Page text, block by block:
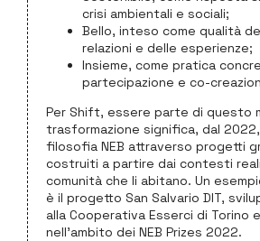
crisi ambientali e sociali;
Bello, inteso come qualità
relazioni e delle esperienze;
Insieme, come pratica
partecipazione e co-
Per Shift, essere parte di questo
trasformazione significa, dal
filosofia NEB attraverso progetti
costruiti a partire dai contesti
comunità che li abitano. Un
è il progetto San Salvario DIT,
alla Cooperativa Esserci di Torino
nell’ambito dei NEB Prizes 2022.